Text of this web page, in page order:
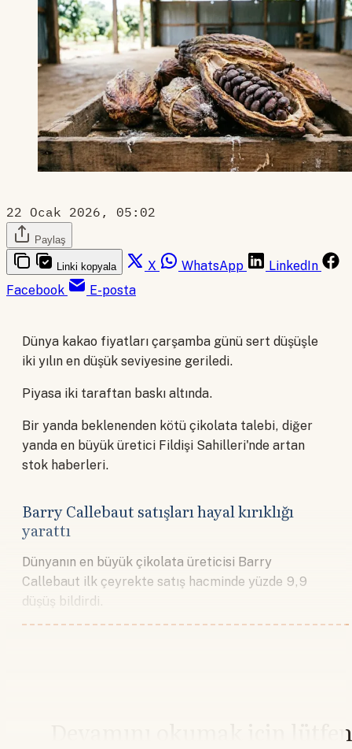
22 Ocak 2026, 05:02
Paylaş
Linki kopyala X WhatsApp
LinkedIn
Facebook
E-posta
Dünya kakao fiyatları çarşamba günü sert düşüşle
iki yılın en düşük seviyesine geriledi.
Piyasa iki taraftan baskı altında.
Bir yanda beklenenden kötü çikolata talebi, diğer
yanda en büyük üretici Fildişi Sahilleri'nde artan
stok haberleri.
Barry Callebaut satışları hayal kırıklığı
yarattı
Dünyanın en büyük çikolata üreticisi Barry
Callebaut ilk çeyrekte satış hacminde yüzde 9,9
düşüş bildirdi.
Devamını okumak için lütfen